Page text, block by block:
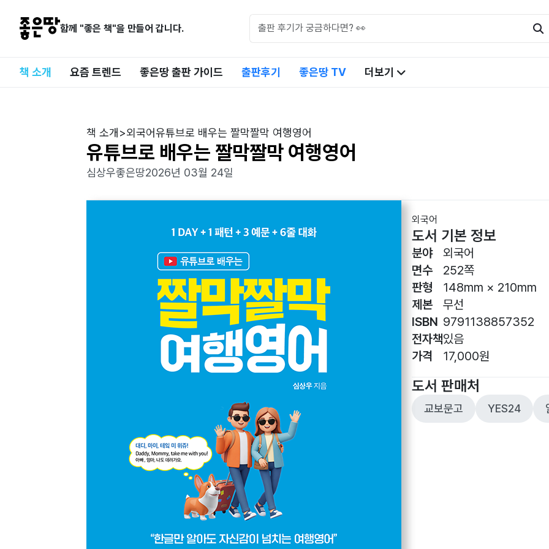
함께 "좋은 책"을 만들어 갑니다.
책 소개 요즘 트렌드 좋은땅 출판 가이드 출판후기 좋은땅 TV 더보기
책 소개 >외국어유튜브로 배우는 짤막짤막 여행영어
유튜브로 배우는 짤막짤막 여행영어
심상우좋은땅2026년 03월 24일
외국어
도서 기본 정보
분야
면수
판형
제본
ISBN
전자책
가격
외국어
252쪽
148mm × 210mm
무선
9791138857352
있음
17,000원
도서 판매처
교보문고 YES24